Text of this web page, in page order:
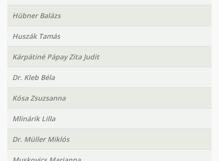
Hübner Balázs
Huszák Tamás
Kárpátiné Pápay Zita Judit
Dr. Kleb Béla
Kósa Zsuzsanna
Mlinárik Lilla
Dr. Müller Miklós